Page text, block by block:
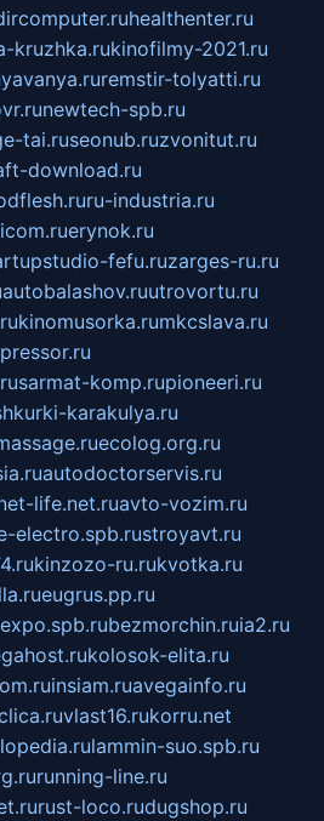
healthenter.ru
kruzhka.rukinofilmy-2021.ru
remstir-tolyatti.ru
newtech-spb.ru
tai.ruseonub.ruzvonitut.ru
download.ru
ru-industria.ru
erynok.ru
fefu.ruzarges-ru.ru
autobalashov.ruutrovortu.ru
kinomusorka.rumkcslava.ru
sarmat-komp.rupioneeri.ru
karakulya.ru
ecolog.org.ru
autodoctorservis.ru
life.net.ruavto-vozim.ru
electro.spb.rustroyavt.ru
kinzozo-ru.rukvotka.ru
eugrus.pp.ru
bezmorchin.ruia2.ru
kolosok-elita.ru
insiam.ruavegainfo.ru
vlast16.rukorru.net
lammin-suo.spb.ru
running-line.ru
rust-loco.rudugshop.ru